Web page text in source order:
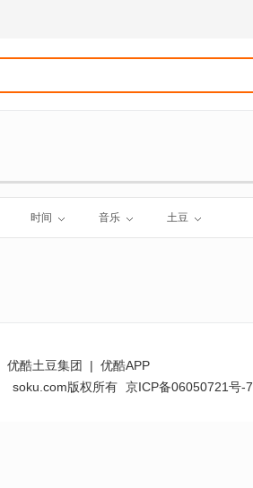
时间 音乐 土豆
优酷土豆集团 | 优酷APP
soku.com版权所有 京ICP备06050721号-7